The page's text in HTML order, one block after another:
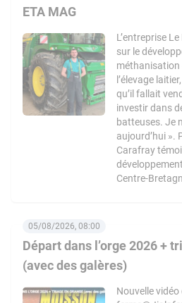
ETA MAG
L’entreprise
sur le
méthanisation
l’élevage
qu’il fallait
investir dans
batteuses. Je
aujourd’hui ».
Carafray
Centre-
Départ dans l’orge 2026 +
(avec des galères)
05/08/2026, 08:00
Nouvelle vidéo